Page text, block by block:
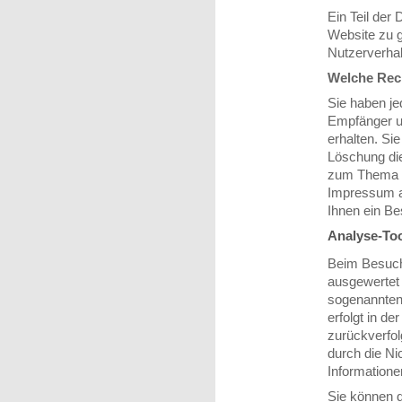
Ein Teil der
Website zu
Welche
Sie haben
Empfänger
erhalten.
Löschung
zum
Impressum
Ihnen ein
Analyse-
Beim
erfolgt in
durch die
Sie können